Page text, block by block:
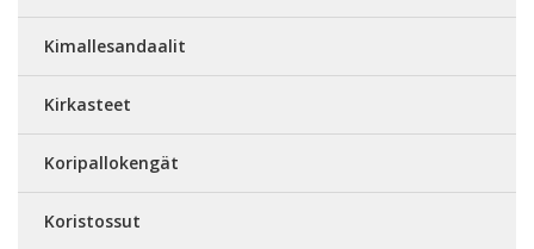
Kimallesandaalit
Kirkasteet
Koripallokengät
Koristossut